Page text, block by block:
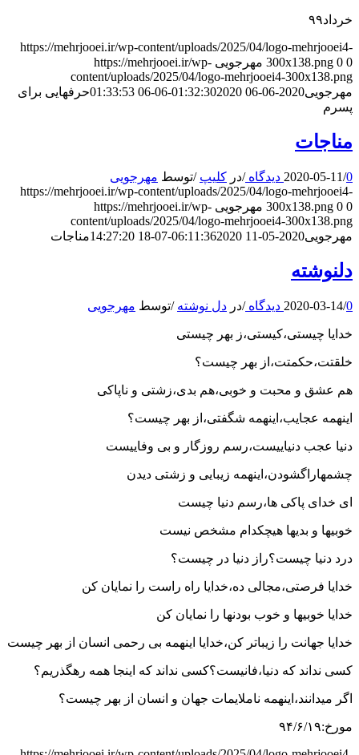
خرداد۹۹
https://mehrjooei.ir/wp-content/uploads/2025/04/logo-mehrjooei4-
300x138.png 0 0 مهرجویی https://mehrjooei.ir/wp-
content/uploads/2025/04/logo-mehrjooei4-300x138.png
مهرجویی2020-06-06 01:32:30
2020-06-06 01:33:53
حرفهایی برای
پسرم
مناجات
2020-05-11/0 دیدگاه /در کلیپ /توسط مهرجویی
https://mehrjooei.ir/wp-content/uploads/2025/04/logo-mehrjooei4-
300x138.png 0 0 مهرجویی https://mehrjooei.ir/wp-
content/uploads/2025/04/logo-mehrjooei4-300x138.png
مهرجویی2020-05-11 06:11:36
2020-07-18 14:27:20 مناجات
دلنوشته
2020-03-14/0 دیدگاه /در دل نوشته /توسط مهرجویی
خدایا چیستی،کیستی،ز بهر چیستی
خلقتت،حکمتت،از بهر چیست؟
هم عشق و محبت و خوبی،هم بدی،زشتی و ناپاکی
اینهمه عجایب،اینهمه شگفتی،از بهر چیست؟
دنیا عجب دنیاییست،رسم روزگار و بی وفاییست
چشمهاراگشودن،اینهمه زیبایی و زشتی دیدن
ای خدای پاکی ها،رسم دنیا چیست
خوبیها و بدیها هیچکدام مشخص نیست
درد دنیا چیست؟راز دنیا در چیست؟
خدایا فرصتی،مجالی ده،خدایا راه راست را نمایان کن
خدایا خوبیها و خوب بودنها را نمایان کن
خدایا جهانت را زیباتر کن،خدایا اینهمه بی رحمی انسان از بهر چیست
کسی نداند که دنیا،فانیست؟کسی نداند که اینجا همه رهگذریم؟
اگر میدانند،اینهمه ناملایمات جهان و انسان از بهر چیست؟
مورخ:۹۴/۶/۱۹